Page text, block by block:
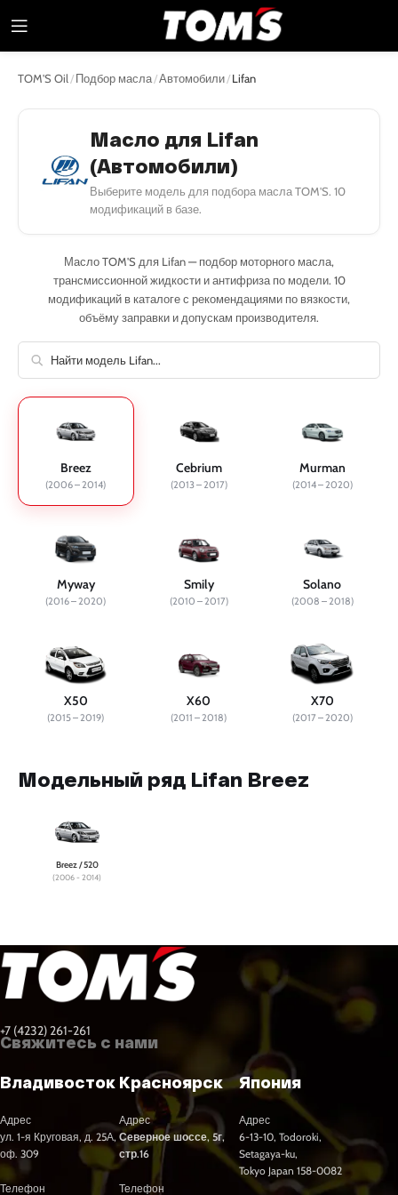
TOM'S Oil /Подбор масла/Автомобили/Lifan
Масло для Lifan
(Автомобили)
Выберите модель для подбора масла TOM'S. 10
модификаций в базе.
Масло TOM'S для Lifan — подбор моторного масла,
трансмиссионной жидкости и антифриза по модели. 10
модификаций в каталоге с рекомендациями по вязкости,
объёму заправки и допускам производителя.
Breez
(2006 – 2014)
Cebrium
(2013 – 2017)
Murman
(2014 – 2020)
Myway
(2016 – 2020)
Smily
(2010 – 2017)
Solano
(2008 – 2018)
X50
(2015 – 2019)
X60
(2011 – 2018)
X70
(2017 – 2020)
Модельный ряд Lifan Breez
Breez / 520
(2006 - 2014)
+7 (4232) 261-261
Свяжитесь с нами
Владивосток
Адрес
ул. 1-я Круговая, д. 25А,
оф. 309
Телефон
Красноярск
Адрес
Северное шоссе, 5г,
стр.16
Телефон
Япония
Адрес
6-13-10, Todoroki,
Setagaya-ku,
Tokyo Japan 158-0082